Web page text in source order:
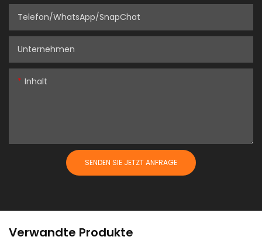
Telefon/WhatsApp/SnapChat
Unternehmen
Inhalt
SENDEN SIE JETZT ANFRAGE
Verwandte Produkte